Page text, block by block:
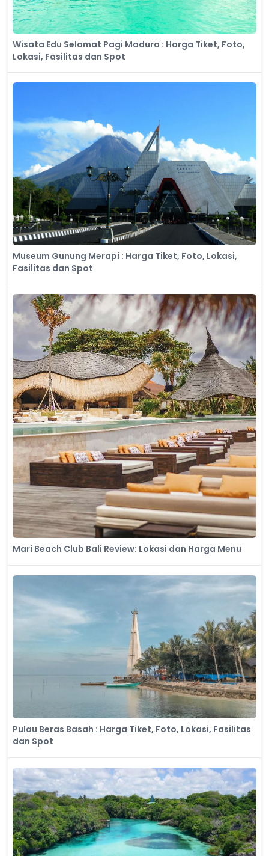
Wisata Edu Selamat Pagi Madura : Harga Tiket, Foto,
Lokasi, Fasilitas dan Spot
Museum Gunung Merapi : Harga Tiket, Foto, Lokasi,
Fasilitas dan Spot
Mari Beach Club Bali Review: Lokasi dan Harga Menu
Pulau Beras Basah : Harga Tiket, Foto, Lokasi, Fasilitas
dan Spot